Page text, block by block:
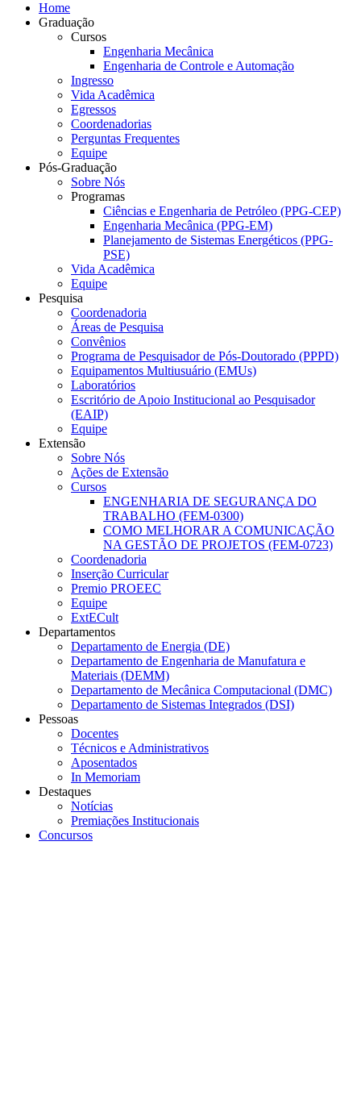
Home
Graduação
Cursos
Engenharia Mecânica
Engenharia de Controle e Automação
Ingresso
Vida Acadêmica
Egressos
Coordenadorias
Perguntas Frequentes
Equipe
Pós-Graduação
Sobre Nós
Programas
Ciências e Engenharia de Petróleo (PPG-CEP)
Engenharia Mecânica (PPG-EM)
Planejamento de Sistemas Energéticos (PPG-
PSE)
Vida Acadêmica
Equipe
Pesquisa
Coordenadoria
Áreas de Pesquisa
Convênios
Programa de Pesquisador de Pós-Doutorado (PPPD)
Equipamentos Multiusuário (EMUs)
Laboratórios
Escritório de Apoio Institucional ao Pesquisador
(EAIP)
Equipe
Extensão
Sobre Nós
Ações de Extensão
Cursos
ENGENHARIA DE SEGURANÇA DO
TRABALHO (FEM-0300)
COMO MELHORAR A COMUNICAÇÃO
NA GESTÃO DE PROJETOS (FEM-0723)
Coordenadoria
Inserção Curricular
Premio PROEEC
Equipe
ExtECult
Departamentos
Departamento de Energia (DE)
Departamento de Engenharia de Manufatura e
Materiais (DEMM)
Departamento de Mecânica Computacional (DMC)
Departamento de Sistemas Integrados (DSI)
Pessoas
Docentes
Técnicos e Administrativos
Aposentados
In Memoriam
Destaques
Notícias
Premiações Institucionais
Concursos